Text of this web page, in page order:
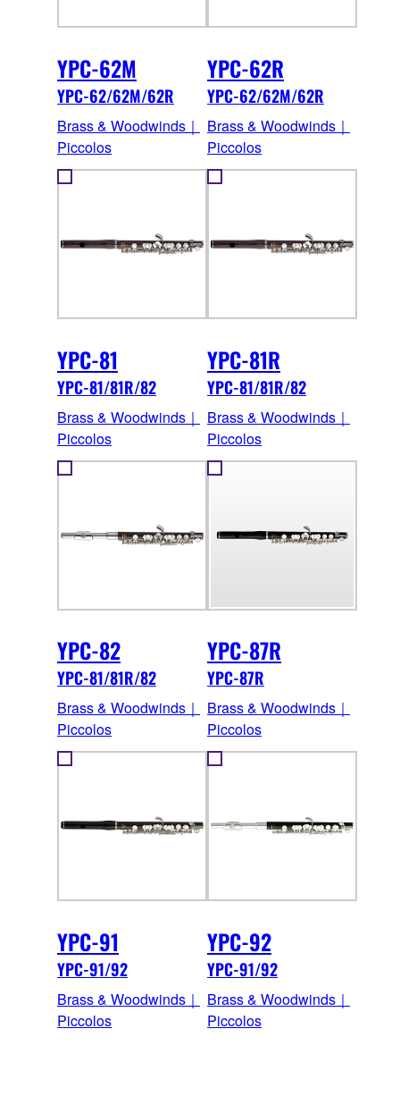
YPC-62M
YPC-62/62M/62R
Brass & Woodwinds｜
Piccolos
YPC-62R
YPC-62/62M/62R
Brass & Woodwinds｜
Piccolos
YPC-81
YPC-81/81R/82
Brass & Woodwinds｜
Piccolos
YPC-81R
YPC-81/81R/82
Brass & Woodwinds｜
Piccolos
YPC-82
YPC-81/81R/82
Brass & Woodwinds｜
Piccolos
YPC-87R
YPC-87R
Brass & Woodwinds｜
Piccolos
YPC-91
YPC-91/92
Brass & Woodwinds｜
Piccolos
YPC-92
YPC-91/92
Brass & Woodwinds｜
Piccolos